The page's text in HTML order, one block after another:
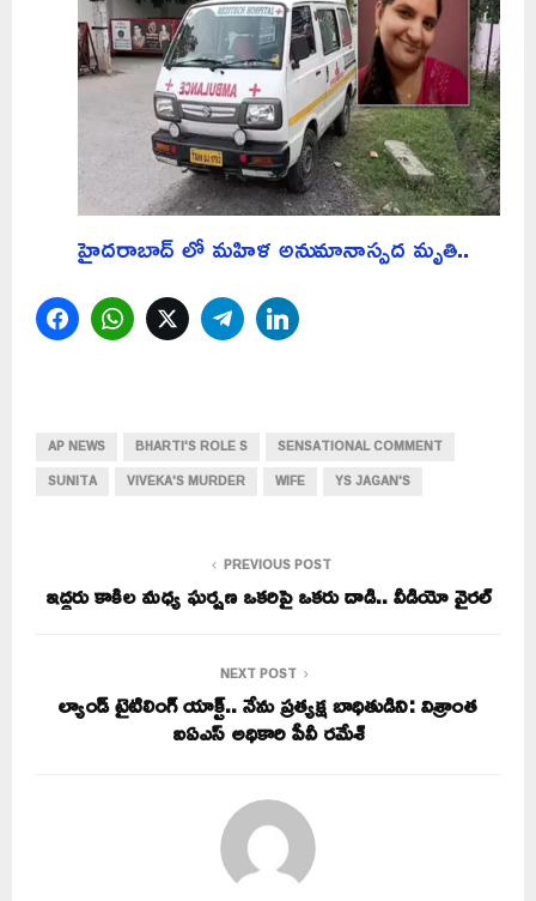
హైదరాబాద్ లో మహిళ అనుమానాస్పద మృతి..
FacebookWhatsAppTwitterTelegram
AP NEWS BHARTI'S ROLE S
SENSATIONAL COMMENT
SUNITA
VIVEKA'S MURDER WIFE YS JAGAN'S
PREVIOUS POST
ఇద్దరు కాకిల మధ్య ఘర్షణ ఒకరిపై ఒకరు దాడి.. వీడియో వైరల్
NEXT POST
ల్యాండ్ టైటిలింగ్ యాక్ట్.. నేను ప్రత్యక్ష బాధితుడిని: విశ్రాంత
ఐఏఎస్ అధికారి పీవీ రమేశ్